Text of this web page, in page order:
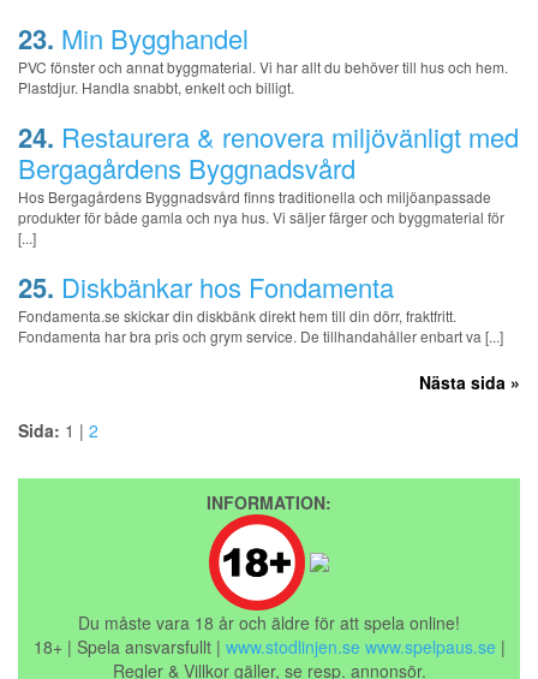
23. Min Bygghandel
PVC fönster och annat byggmaterial. Vi har allt du behöver till hus och hem.
Plastdjur. Handla snabbt, enkelt och billigt.
24. Restaurera & renovera miljövänligt med
Bergagårdens Byggnadsvård
Hos Bergagårdens Byggnadsvård finns traditionella och miljöanpassade
produkter för både gamla och nya hus. Vi säljer färger och byggmaterial för
[...]
25. Diskbänkar hos Fondamenta
Fondamenta.se skickar din diskbänk direkt hem till din dörr, fraktfritt.
Fondamenta har bra pris och grym service. De tillhandahåller enbart va [...]
Nästa sida »
Sida: 1 | 2
INFORMATION:
Du måste vara 18 år och äldre för att spela online!
18+ | Spela ansvarsfullt | www.stodlinjen.se www.spelpaus.se |
Regler & Villkor gäller, se resp. annonsör.